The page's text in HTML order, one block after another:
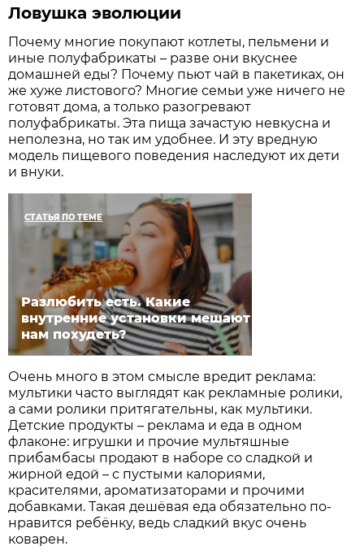
Ловушка эволюции
Почему многие покупают котлеты, пельмени и
иные полуфабрикаты – разве они вкуснее
домашней еды? Почему пьют чай в пакетиках, он
же хуже листового? Многие семьи уже ничего не
готовят дома, а только разогревают
полуфабрикаты. Эта пища зачастую невкусна и
неполезна, но так им удобнее. И эту вредную
модель пищевого поведения наследуют их дети
и внуки.
СТАТЬЯ ПО ТЕМЕ
Разлюбить есть. Какие
внутренние установки мешают
нам похудеть?
Очень много в этом смысле вредит реклама:
мультики часто выглядят как рекламные ролики,
а сами ролики притягательны, как мультики.
Детские продукты – реклама и еда в одном
флаконе: игрушки и прочие мультяшные
прибамбасы продают в наборе со сладкой и
жирной едой – с пустыми калориями,
красителями, ароматизаторами и прочими
добавками. Такая дешёвая еда обязательно по­
нравится ребёнку, ведь сладкий вкус очень
коварен.